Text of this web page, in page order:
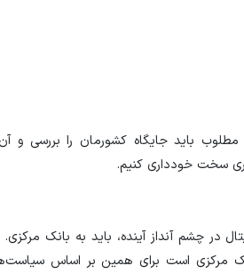
باید جایگاه کشورمان را بررسی و آن
سخت خودداری کنیم.
در چشم آنداز آینده، باید به بانک
مرکزی است برای همین بر اساس